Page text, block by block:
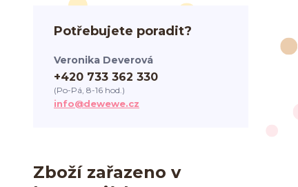
Zboží zařazeno v
Potřebujete poradit?
Veronika Deverová
+420 733 362 330
(Po-Pá, 8-16 hod.)
info@dewewe.cz